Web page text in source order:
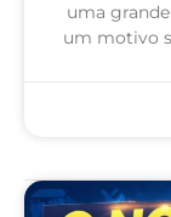
uma
um motivo